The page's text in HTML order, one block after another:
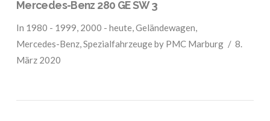
Mercedes-Benz 280 GE SW 3
In 1980 - 1999, 2000 - heute,Geländewagen,
Mercedes-Benz,Spezialfahrzeugeby PMC Marburg
8.
März 2020